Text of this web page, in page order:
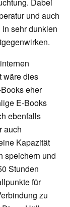
und auch
sehr dunklen
wäre dies
eher
E-Books
ebenfalls
auch
Kapazität
speichern und
Stunden
für
zu